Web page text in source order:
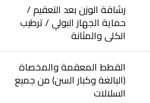
رشاقة الوزن بعد التعقيم /
حماية الجهاز البولي / ترطيب
الكلى والمثانة
القطط المعقمة والمخصاة
(البالغة وكبار السن) من جميع
السلالات